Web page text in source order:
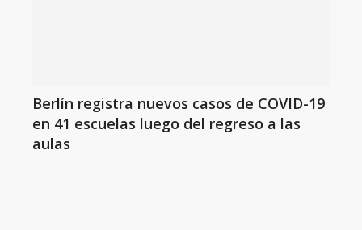
Berlín registra nuevos casos de COVID-19
en 41 escuelas luego del regreso a las
aulas